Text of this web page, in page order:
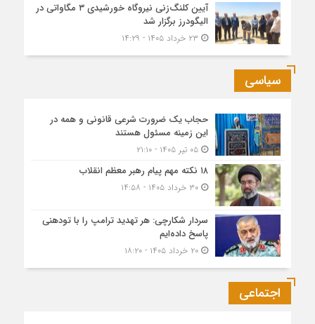
آیین کلنگ‌زنی نیروگاه خورشیدی ۳ مگاواتی در
الیگودرز برگزار شد
سیاسی
حجاب یک ضرورت شرعی قانونی و همه در
این زمینه مسئول هستند
۰۵ تیر ۱۴۰۵ - ۲۱:۱۰
۱۸ نکته مهم پیام رهبر معظم انقلاب
۳۰ خرداد ۱۴۰۵ - ۱۴:۵۸
سردار شکارچی: هر تهدید ترامپ را با تودهنی
پاسخ داده‌ایم
۲۰ خرداد ۱۴۰۵ - ۱۸:۲۰
اجتماعی